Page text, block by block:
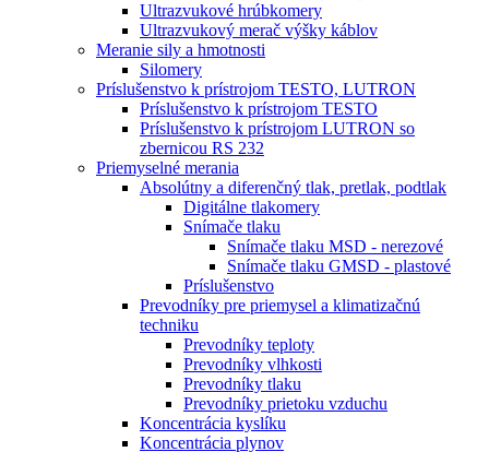
Ultrazvukové hrúbkomery
Ultrazvukový merač výšky káblov
Meranie sily a hmotnosti
Silomery
Príslušenstvo k prístrojom TESTO, LUTRON
Príslušenstvo k prístrojom TESTO
Príslušenstvo k prístrojom LUTRON so
zbernicou RS 232
Priemyselné merania
Absolútny a diferenčný tlak, pretlak, podtlak
Digitálne tlakomery
Snímače tlaku
Snímače tlaku MSD - nerezové
Snímače tlaku GMSD - plastové
Príslušenstvo
Prevodníky pre priemysel a klimatizačnú
techniku
Prevodníky teploty
Prevodníky vlhkosti
Prevodníky tlaku
Prevodníky prietoku vzduchu
Koncentrácia kyslíku
Koncentrácia plynov